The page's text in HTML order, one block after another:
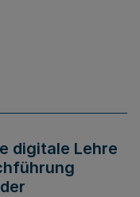
digitale Lehre